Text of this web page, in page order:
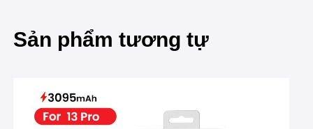
Sản phẩm tương tự